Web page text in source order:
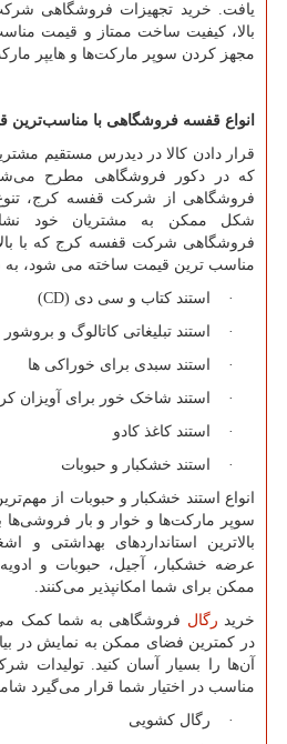
یافت. خرید تجهیزات فروشگاهی
بالا، کیفیت ساخت ممتاز و قیمت
‌مجهز کردن سوپر مارکت‌ها و هایپر
انواع قفسه فروشگاهی با مناسب‌ترین
قرار دادن کالا در دیدرس مستقیم
که در دکور فروشگاهی مطرح
فروشگاهی از شرکت قفسه کرج، تنوع
شکل ممکن به مشتریان خود نشان
فروشگاهی شرکت قفسه کرج که با
مناسب ترین قیمت ساخته می شود،
· استند کتاب و سی دی (CD)
· استند تبلیغاتی کاتالوگ و بروشور
· استند سبدی برای خوراکی ها
· استند شاخک خور برای آویزان
· استند کاغذ کادو
· استند خشکبار و حبوبات
انواع استند خشکبار و حبوبات از
سوپر مارکت‌ها و خوار و بار فروشی‌ها
بالاترین استانداردهای بهداشتی و
عرضه خشکبار، آجیل، حبوبات و
ممکن برای شما امکانپذیر می‌کنند.
خرید رگال فروشگاهی به شما کمک
در کمترین فضای ممکن به نمایش در
آن‌ها را بسیار آسان کنید. تولیدات
مناسب در اختیار شما قرار می‌گیرد
· رگال کشویی